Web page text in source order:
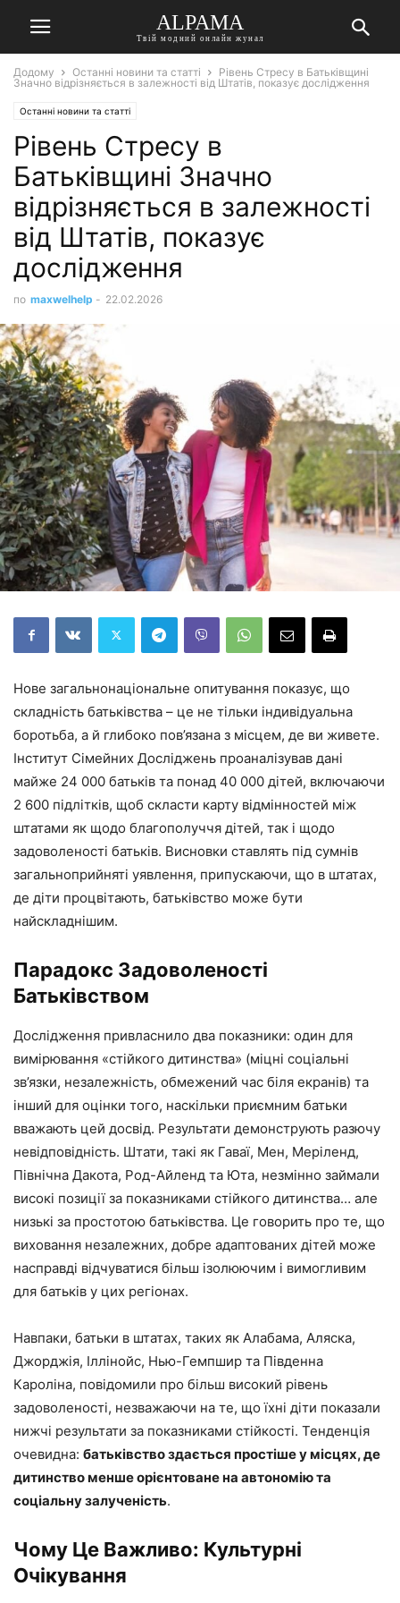
ALPAMA
Твій модний онлайн жунал
Додому Останні новини та статті
Рівень Стресу в Батьківщині
Значно відрізняється в залежності від Штатів, показує дослідження
Останні новини та статті
Рівень Стресу в
Батьківщині Значно
відрізняється в залежності
від Штатів, показує
дослідження
по maxwelhelp - 22.02.2026
Нове загальнонаціональне опитування показує, що
складність батьківства – це не тільки індивідуальна
боротьба, а й глибоко пов’язана з місцем, де ви живете.
Інститут Сімейних Досліджень проаналізував дані
майже 24 000 батьків та понад 40 000 дітей, включаючи
2 600 підлітків, щоб скласти карту відмінностей між
штатами як щодо благополуччя дітей, так і щодо
задоволеності батьків. Висновки ставлять під сумнів
загальноприйняті уявлення, припускаючи, що в штатах,
де діти процвітають, батьківство може бути
найскладнішим.
Парадокс Задоволеності
Батьківством
Дослідження привласнило два показники: один для
вимірювання «стійкого дитинства» (міцні соціальні
зв’язки, незалежність, обмежений час біля екранів) та
інший для оцінки того, наскільки приємним батьки
вважають цей досвід. Результати демонструють разючу
невідповідність. Штати, такі як Гаваї, Мен, Меріленд,
Північна Дакота, Род-Айленд та Юта, незмінно займали
високі позиції за показниками стійкого дитинства… але
низькі за простотою батьківства. Це говорить про те, що
виховання незалежних, добре адаптованих дітей може
насправді відчуватися більш ізолюючим і вимогливим
для батьків у цих регіонах.
Навпаки, батьки в штатах, таких як Алабама, Аляска,
Джорджія, Іллінойс, Нью-Гемпшир та Південна
Кароліна, повідомили про більш високий рівень
задоволеності, незважаючи на те, що їхні діти показали
нижчі результати за показниками стійкості. Тенденція
очевидна: батьківство здається простіше у місцях, де
дитинство менше орієнтоване на автономію та
соціальну залученість.
Чому Це Важливо: Культурні
Очікування